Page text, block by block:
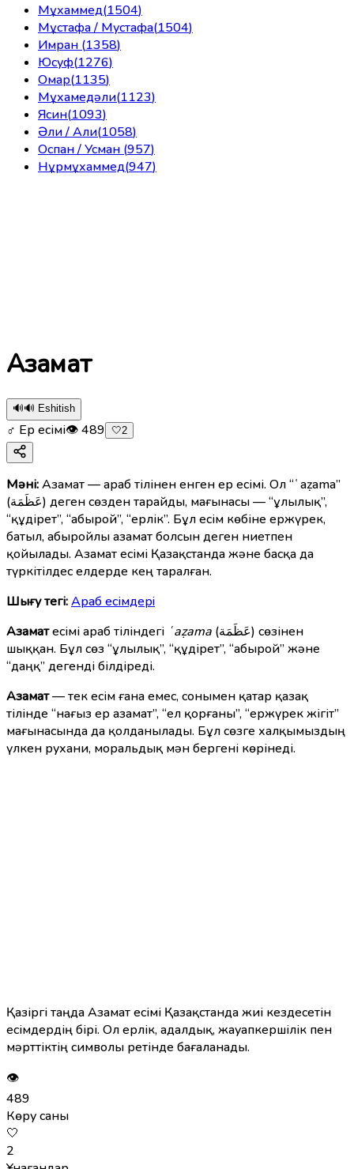
Мұхаммед(1504)
Мұстафа / Мустафа(1504)
Имран (1358)
Юсуф(1276)
Омар(1135)
Мұхамедәли(1123)
Ясин(1093)
Әли / Али(1058)
Оспан / Усман (957)
Нұрмұхаммед(947)
Азамат
🔊🔊 Eshitish
♂ Ер есімі👁489 🤍2
Мәні:Азамат — араб тілінен енген ер есімі. Ол “ʿaẓama”
(عَظَمَة) деген сөзден тарайды, мағынасы — “ұлылық”,
“құдірет”, “абырой”, “ерлік”. Бұл есім көбіне ержүрек,
батыл, абыройлы азамат болсын деген ниетпен
қойылады. Азамат есімі Қазақстанда және басқа да
түркітілдес елдерде кең таралған.
Шығу тегі:Араб есімдерi
Азаматесімі араб тіліндегі ʿaẓama (عَظَمَة) сөзінен
шыққан. Бұл сөз “ұлылық”, “құдірет”, “абырой” және
“даңқ” дегенді білдіреді.
Азамат— тек есім ғана емес, сонымен қатар қазақ
тілінде “нағыз ер азамат”, “ел қорғаны”, “ержүрек жігіт”
мағынасында да қолданылады. Бұл сөзге халқымыздың
үлкен рухани, моральдық мән бергені көрінеді.
Қазіргі таңда Азамат есімі Қазақстанда жиі кездесетін
есімдердің бірі. Ол ерлік, адалдық, жауапкершілік пен
мәрттіктің символы ретінде бағаланады.
👁
489
Көру саны
🤍
2